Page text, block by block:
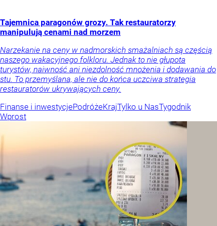
Tajemnica paragonów grozy. Tak restauratorzy
manipulują cenami nad morzem
Narzekanie na ceny w nadmorskich smażalniach są częścią
naszego wakacyjnego folkloru. Jednak to nie głupota
turystów, naiwność ani niezdolność mnożenia i dodawania do
stu. To przemyślana, ale nie do końca uczciwa strategia
restauratorów ukrywających ceny.
Finanse i inwestycjePodróżeKrajTylko u NasTygodnik
Wprost